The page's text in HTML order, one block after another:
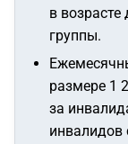
в
группы.
размере 1
за
инвалидов